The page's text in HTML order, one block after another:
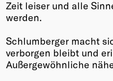
Zeit leiser und alle
werden.
Schlumberger macht
verborgen bleibt und
Außergewöhnliche